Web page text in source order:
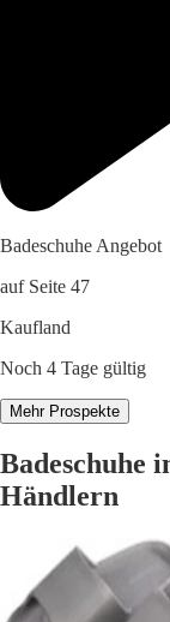
Badeschuhe Angebot
auf Seite 47
Kaufland
Noch 4 Tage gültig
Mehr Prospekte
Badeschuhe
Händlern